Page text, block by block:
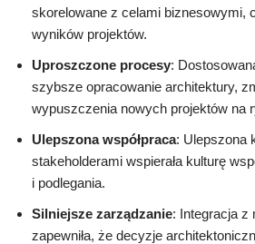
skorelowane z celami biznesowymi,
wyników projektów.
Uproszczone procesy:
szybsze opracowanie architektury,
wypuszczenia nowych projektów na
Ulepszona współpraca: Ulepszona
stakeholderami wspierała kulturę
i podlegania.
Silniejsze zarządzanie: Integracja z
zapewniła, że decyzje